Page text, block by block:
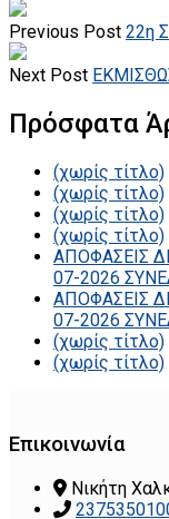
Previous Post 22η
Next Post
Πρόσφατα
(χωρίς τίτλο)
(χωρίς τίτλο)
(χωρίς τίτλο)
(χωρίς τίτλο)
ΑΠΟΦΑΣΕΙΣ
07-2026
ΑΠΟΦΑΣΕΙΣ
07-2026
(χωρίς τίτλο)
(χωρίς τίτλο)
Επικοινωνία
Νικήτη